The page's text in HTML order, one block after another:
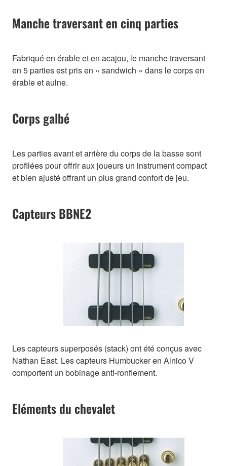
Manche traversant en cinq parties
Fabriqué en érable et en acajou, le manche traversant
en 5 parties est pris en « sandwich » dans le corps en
érable et aulne.
Corps galbé
Les parties avant et arrière du corps de la basse sont
profilées pour offrir aux joueurs un instrument compact
et bien ajusté offrant un plus grand confort de jeu.
Capteurs BBNE2
Les capteurs superposés (stack) ont été conçus avec
Nathan East. Les capteurs Humbucker en Alnico V
comportent un bobinage anti-ronflement.
Eléments du chevalet